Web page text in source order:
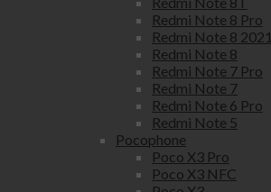
Redmi Note 8 Pro
Redmi Note 8 2021
Redmi Note 8
Redmi Note 7 Pro
Redmi Note 7
Redmi Note 6 Pro
Redmi Note 5
Pocophone
Poco X3 Pro
Poco X3 NFC